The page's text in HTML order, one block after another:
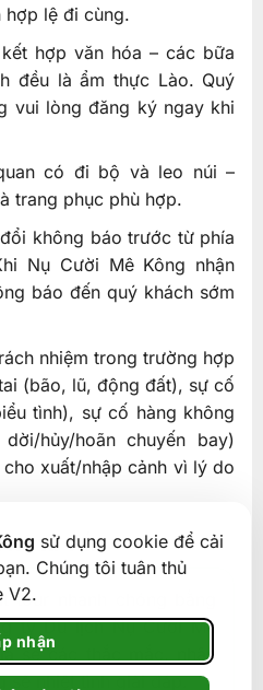
sử dụng cookie để cải
Chúng tôi tuân thủ
V2.
nhận
lệ đi cùng.
hợp văn hóa – các bữa
đều là ẩm thực Lào. Quý
vui lòng đăng ký ngay khi
có đi bộ và leo núi –
trang phục phù hợp.
không báo trước từ phía
Nụ Cười Mê Kông nhận
báo đến quý khách sớm
nhiệm trong trường hợp
(bão, lũ, động đất), sự cố
tình), sự cố hàng không
hủy/hoãn chuyến bay)
xuất/nhập cảnh vì lý do
hệ tư vấn
nhanh chóng bằng
ty Du lịch Nụ Cười Mê
sẻ các thắc mắc, nhân
sẽ nhiệt tình giải đáp.